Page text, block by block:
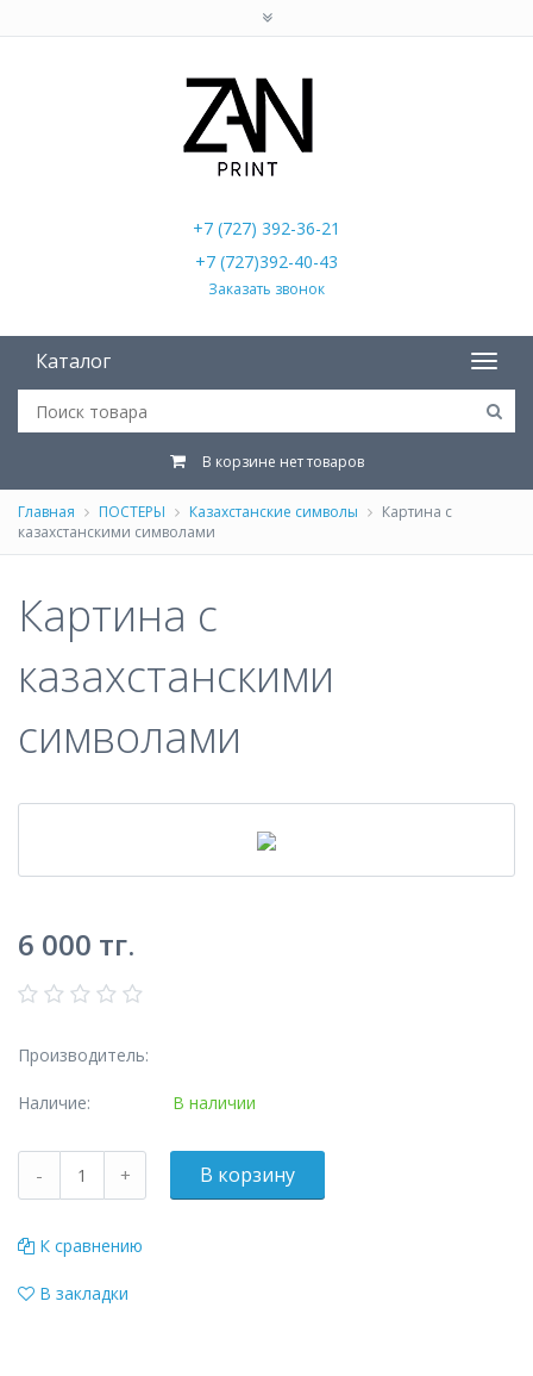
+7 (727) 392-36-21
+7 (727)392-40-43
Заказать звонок
Каталог
В корзине нет товаров
Главная ПОСТЕРЫ Казахстанские символы
Картина с
казахстанскими символами
Картина с
казахстанскими
символами
6 000 тг.
Производитель:
Наличие: В наличии
К сравнению
В закладки